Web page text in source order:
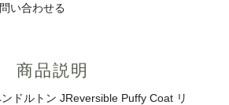
い合わせる
商品説明
ンドルトン JReversible Puffy Coat リ